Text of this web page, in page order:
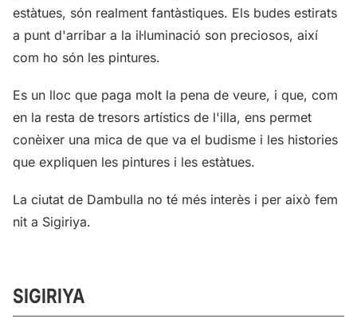
estàtues, són realment fantàstiques. Els budes estirats
a punt d'arribar a la il·luminació son preciosos, així
com ho són les pintures.
Es un lloc que paga molt la pena de veure, i que, com
en la resta de tresors artístics de l'illa, ens permet
conèixer una mica de que va el budisme i les histories
que expliquen les pintures i les estàtues.
La ciutat de Dambulla no té més interès i per això fem
nit a Sigiriya.
SIGIRIYA